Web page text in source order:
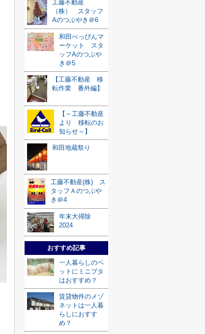
工藤不動産
（株） スタッフ
Aのつぶやき＠6
和田べっぴんマ
ーケット スタ
ッフAのつぶや
き＠5
【工藤不動産 移
転作業 番外編】
【～工藤不動産
より 移転のお
知らせ～】
和田地蔵祭り
工藤不動産(株) ス
タッフＡのつぶや
き＠4
年末大掃除
2024
おすすめ記事
一人暮らしのペ
ットにミニブタ
はおすすめ？
賃貸物件のメゾ
ネットは一人暮
らしにおすす
め？